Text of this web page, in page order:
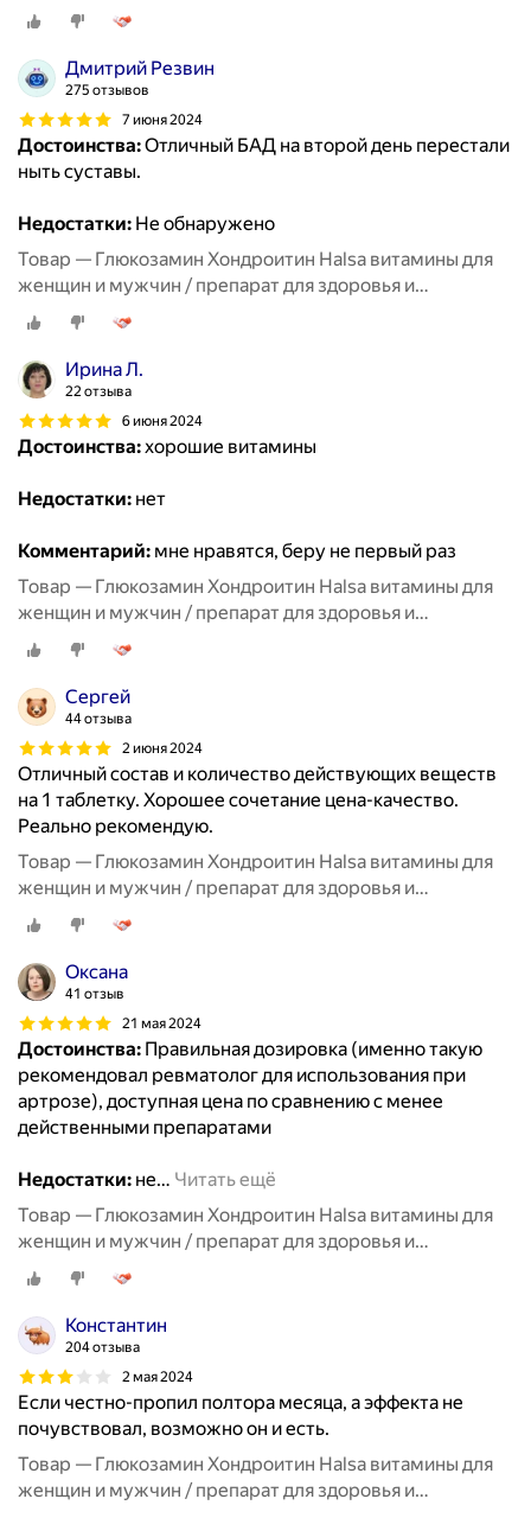
восстановления хрящевой ткани, суставов и связок, 90
таблеток
Дмитрий Резвин
275 отзывов
7 июня 2024
Достоинства:Отличный БАД на второй день перестали
ныть суставы.
Недостатки: Не обнаружено
Товар — Глюкозамин Хондроитин Halsa витамины для
женщин и мужчин / препарат для здоровья и
восстановления хрящевой ткани, суставов и связок, 90
таблеток
Ирина Л.
22 отзыва
6 июня 2024
Достоинства:хорошие витамины
Недостатки: нет
Комментарий: мне нравятся, беру не первый раз
Товар — Глюкозамин Хондроитин Halsa витамины для
женщин и мужчин / препарат для здоровья и
восстановления хрящевой ткани, суставов и связок, 90
таблеток
Сергей
44 отзыва
2 июня 2024
Отличный состав и количество действующих веществ
на 1 таблетку. Хорошее сочетание цена-качество.
Реально рекомендую.
Товар — Глюкозамин Хондроитин Halsa витамины для
женщин и мужчин / препарат для здоровья и
восстановления хрящевой ткани, суставов и связок, 90
таблеток
Оксана
41 отзыв
21 мая 2024
Достоинства: Правильная дозировка (именно такую
рекомендовал ревматолог для использования при
артрозе), доступная цена по сравнению с менее
действенными препаратами
Недостатки: не… Читать ещё
Товар — Глюкозамин Хондроитин Halsa витамины для
женщин и мужчин / препарат для здоровья и
восстановления хрящевой ткани, суставов и связок, 90
таблеток
Константин
204 отзыва
2 мая 2024
Если честно-пропил полтора месяца, а эффекта не
почувствовал, возможно он и есть.
Товар — Глюкозамин Хондроитин Halsa витамины для
женщин и мужчин / препарат для здоровья и